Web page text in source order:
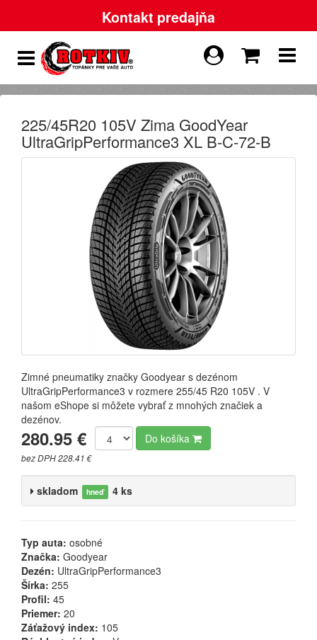
Kontakt predajňa
225/45R20 105V Zima GoodYear
UltraGripPerformance3 XL B-C-72-B
Zimné pneumatiky značky Goodyear s dezénom
UltraGripPerformance3 v rozmere 255/45 R20 105V . V
našom eShope si môžete vybrať z mnohých značiek a
dezénov.
280.95 €
bez DPH 228.41 €
Do košíka
skladom hneď 4 ks
Typ auta: osobné
Značka: Goodyear
Dezén: UltraGripPerformance3
Šírka: 255
Profil: 45
Priemer: 20
Záťažový index: 105